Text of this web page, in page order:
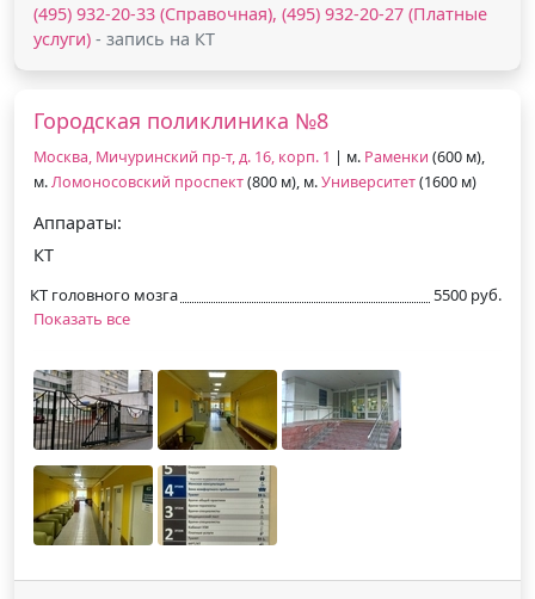
(495) 932-20-33 (Справочная), (495) 932-20-27 (Платные
услуги) - запись на КТ
Городская поликлиника №8
Москва, Мичуринский пр-т, д. 16, корп. 1 | м. Раменки (600 м),
м.Ломоносовский проспект(800 м), м.Университет(1600 м)
Аппараты:
КТ
КТ головного мозга
5500 руб.
Показать все